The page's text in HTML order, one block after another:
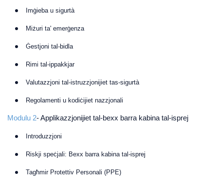
Imġieba u sigurtà
Miżuri ta' emerġenza
Ġestjoni tal-bidla
Rimi tal-ippakkjar
Valutazzjoni tal-istruzzjonijiet tas-sigurtà
Regolamenti u kodiċijiet nazzjonali
Modulu 2- Applikazzjonijiet tal-bexx barra kabina tal-isprej
Introduzzjoni
Riskji speċjali: Bexx barra kabina tal-isprej
Tagħmir Protettiv Personali (PPE)